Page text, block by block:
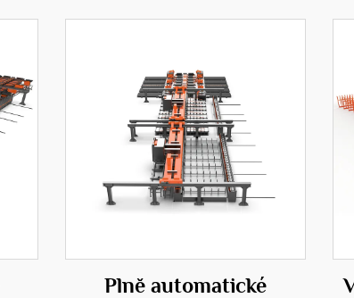
Plně automatické